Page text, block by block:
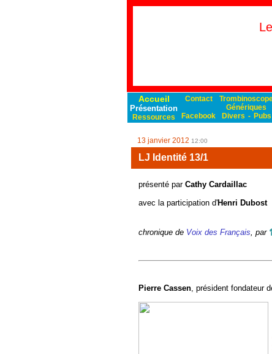
Accueil
Présentation
Ressources
Contact
Facebook
Génériques
Divers - Pubs
13 janvier 2012 12:00
LJ Identité 13/1
présenté par Cathy Cardaillac
avec la participation d'Henri Dubost
chronique de Voix des Français, par
Pierre Cassen, président fondateur